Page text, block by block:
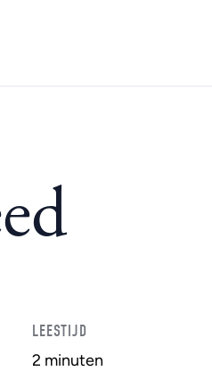
LEESTIJD
2 minuten